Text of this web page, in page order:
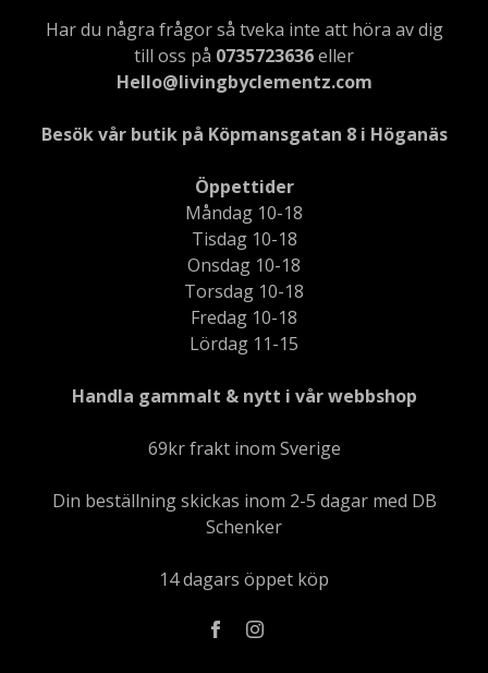
Har du några frågor så tveka inte att höra av dig
till oss på 0735723636eller
Hello@livingbyclementz.com
Besök vår butik på Köpmansgatan 8 i Höganäs
Öppettider
Måndag 10-18
Tisdag 10-18
Onsdag 10-18
Torsdag 10-18
Fredag 10-18
Lördag 11-15
Handla gammalt & nytt i vår webbshop
69kr frakt inom Sverige
Din beställning skickas inom 2-5 dagar med DB
Schenker
14 dagars öppet köp